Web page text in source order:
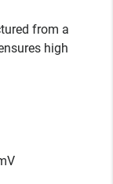
from a
high